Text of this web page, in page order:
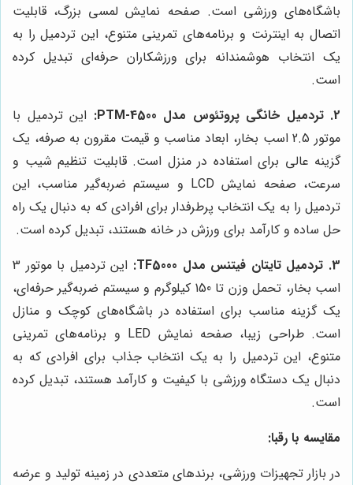
باشگاه‌های ورزشی است. صفحه نمایش لمسی بزرگ، قابلیت
اتصال به اینترنت و برنامه‌های تمرینی متنوع، این تردمیل را به
یک انتخاب هوشمندانه برای ورزشکاران حرفه‌ای تبدیل کرده
است.
2. تردمیل خانگی پروتئوس مدل PTM-4500:
این تردمیل با
موتور 2.5 اسب بخار، ابعاد مناسب و قیمت مقرون به صرفه، یک
گزینه عالی برای استفاده در منزل است. قابلیت تنظیم شیب و
سرعت، صفحه نمایش LCD و سیستم ضربه‌گیر مناسب، این
تردمیل را به یک انتخاب پرطرفدار برای افرادی که به دنبال یک راه
حل ساده و کارآمد برای ورزش در خانه هستند، تبدیل کرده است.
3. تردمیل تایتان فیتنس مدل TF5000:
این تردمیل با موتور 3
اسب بخار، تحمل وزن تا 150 کیلوگرم و سیستم ضربه‌گیر حرفه‌ای،
یک گزینه مناسب برای استفاده در باشگاه‌های کوچک و منازل
است. طراحی زیبا، صفحه نمایش LED و برنامه‌های تمرینی
متنوع، این تردمیل را به یک انتخاب جذاب برای افرادی که به
دنبال یک دستگاه ورزشی با کیفیت و کارآمد هستند، تبدیل کرده
است.
مقایسه با رقبا:
در بازار تجهیزات ورزشی، برندهای متعددی در زمینه تولید و عرضه